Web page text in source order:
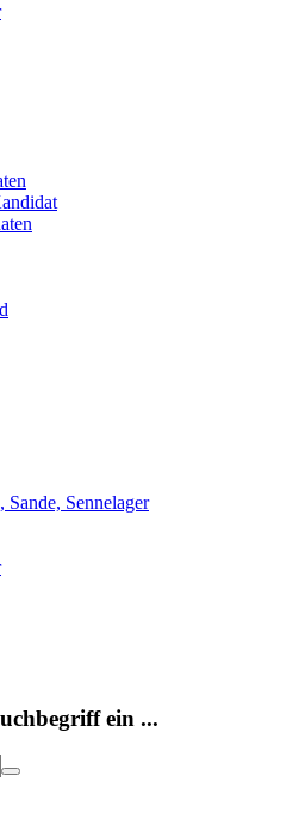
Sande, Sennelager
ein ...